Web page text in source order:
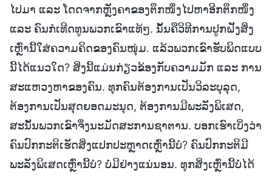
ໄປມາ ແລະ ໂດດຈາກຫຼັງຄາຂອງຕຶກໜຶ່ງໄປຫາອີກຕຶກໜຶ່ງ
ແລະ ຄົນກໍເທີດທູນພວກເຂົາແທ້ໆ. ນັ້ນຄືວິທີການປູກຝັງສິ່ງ
ເຫຼົ່ານີ້ໃສ່ຄວາມຄິດຂອງຄົນໜຸ່ມ. ແລ້ວພວກເຂົາຮັບພິດແບບ
ນີ້ໄດ້ແນວໃດ? ສິ່ງນີ້ແມ່ນກ່ຽວຂ້ອງກັບຄວາມມັກ ແລະ ການ
ສະແຫວງຫາຂອງຄົນ. ທຸກຄົນຕ້ອງການເປັນວິລະບຸລຸດ,
ຕ້ອງການເປັນສຸດຍອດມະນຸດ, ຕ້ອງການມີພະລັງພິເສດ,
ສະນັ້ນພວກເຂົາຈຶ່ງນະມັດສະການຊາຕານ. ບອກເຮົາເບິ່ງວ່າ
ຄົນປົກກະຕິເຮັດສິ່ງແປກປະຫຼາດເຫຼົ່ານີ້ບໍ? ຄົນປົກກະຕິມີ
ພະລັງພິເສດເຫຼົ່ານີ້ບໍ? ບໍ່ມີຢ່າງແນ່ນອນ. ທຸກສິ່ງເຫຼົ່ານີ້ບໍ່ໄດ້